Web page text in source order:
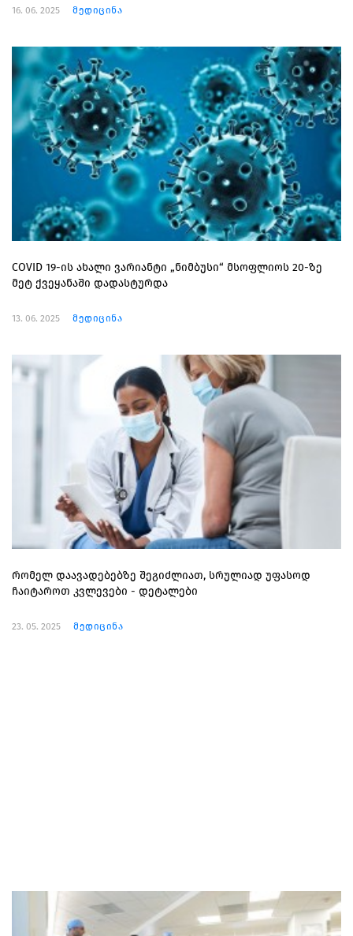
16. 06. 2025 მედიცინა
COVID 19-ის ახალი ვარიანტი „ნიმბუსი“ მსოფლიოს 20-ზე
მეტ ქვეყანაში დადასტურდა
13. 06. 2025 მედიცინა
რომელ დაავადებებზე შეგიძლიათ, სრულიად უფასოდ
ჩაიტაროთ კვლევები - დეტალები
23. 05. 2025 მედიცინა